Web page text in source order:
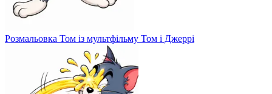
Розмальовка Том із мультфільму Том і Джеррі